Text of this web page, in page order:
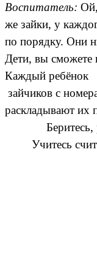
Воспитатель:
же зайки, у
по порядку. Они
Дети, вы
Каждый ребёнок
зайчиков с
раскладывают их
Беритесь,
Учитесь